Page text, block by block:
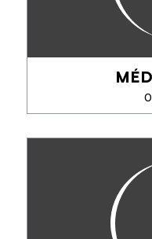
Découvrez la
culturel idéal par
choix de livres et
vos journées. Un